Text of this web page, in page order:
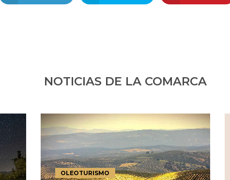
NOTICIAS DE LA COMARCA
OLEOTURISMO